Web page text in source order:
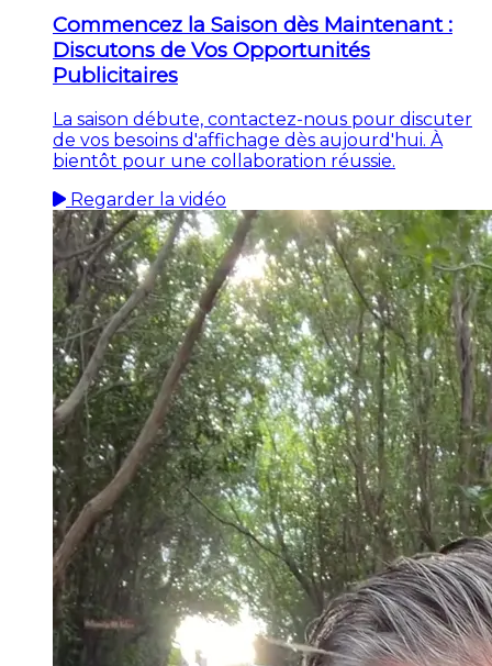
Commencez la Saison dès Maintenant :
Discutons de Vos Opportunités
Publicitaires
La saison débute, contactez-nous pour discuter
de vos besoins d'affichage dès aujourd'hui. À
bientôt pour une collaboration réussie.
Regarder la vidéo